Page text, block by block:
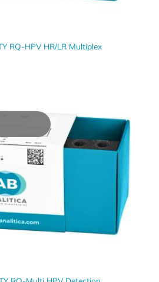
RQ-HPV HR/LR Multiplex